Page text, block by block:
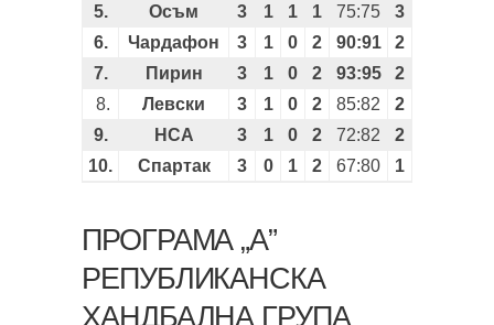
5.
Осъм 3 1 1 1 75:75
3
6.
Чардафон 3 1 0 2 90:91
2
7.
Пирин 3 1 0 2 93:95
2
8.
Левски 3 1 0 2 85:82
2
9.
НСА 3 1 0 2 72:82
2
10.
Спартак 3 0 1 2 67:80 1
ПРОГРАМА „А”
РЕПУБЛИКАНСКА
ХАНДБАЛНА ГРУПА